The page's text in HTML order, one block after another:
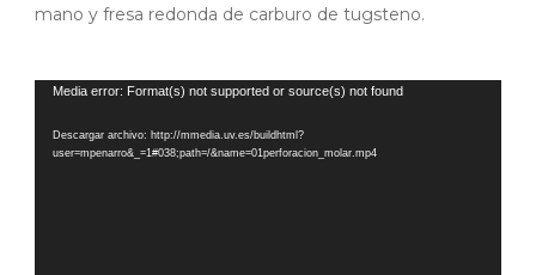
mano y fresa redonda de carburo de tugsteno.
Reproductor
vídeo
Media error: Format(s) not supported or source(s) not found
Descargar archivo: http://mmedia.uv.es/buildhtml?
user=mpenarro&_=1#038;path=/&name=01perforacion_molar.mp4